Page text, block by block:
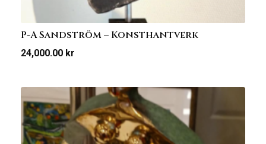
P-A Sandström – Konsthantverk
24,000.00 kr